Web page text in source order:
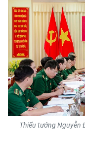
Media Kinh tế
Media Văn hóa
Media Xã hội
Media Pháp luật
Media Du lịch
Media Thế giới
Thiếu tướng Nguyễn